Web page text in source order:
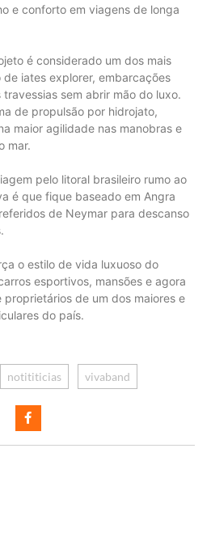
e conforto em viagens de longa
é considerado um dos mais
iates explorer, embarcações
sem abrir mão do luxo.
de propulsão por hidrojato,
maior agilidade nas manobras e
mar.
pelo litoral brasileiro rumo ao
é que fique baseado em Angra
de Neymar para descanso
o estilo de vida luxuoso do
esportivos, mansões e agora
de um dos maiores e
do país.
notititicias vivaband